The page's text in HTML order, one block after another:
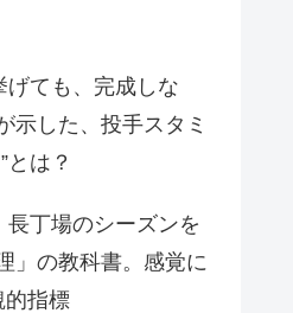
ても、完成しな
した、投手スタミ
とは？
丁場のシーズンを
」の教科書。感覚に
的指標